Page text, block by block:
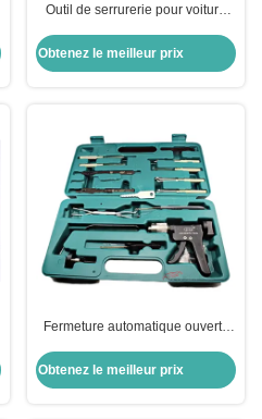
Outil de serrurerie pour voiture
Outils de serrurerie pour porte à
serrure Mitsubishi
Obtenez le meilleur prix
Fermeture automatique ouverte
multifonction Fermeture de
voiture outils
Obtenez le meilleur prix